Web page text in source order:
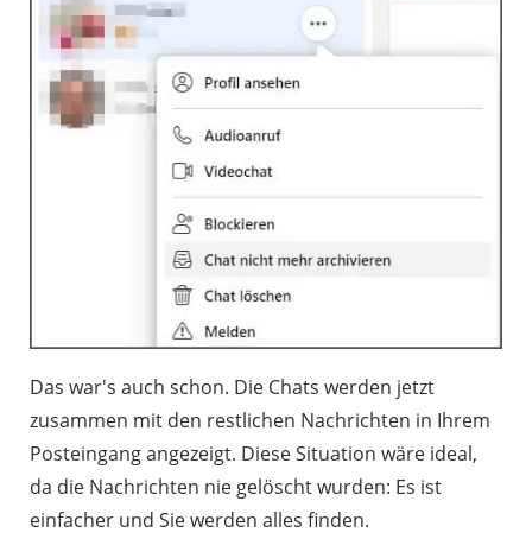
Das war's auch schon. Die Chats werden jetzt
zusammen mit den restlichen Nachrichten in Ihrem
Posteingang angezeigt. Diese Situation wäre ideal,
da die Nachrichten nie gelöscht wurden: Es ist
einfacher und Sie werden alles finden.